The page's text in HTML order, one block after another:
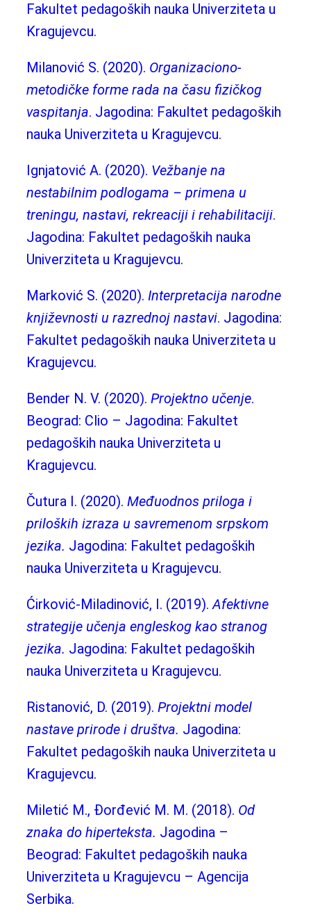
Fakultet pedagoških nauka Univerziteta u
Kragujevcu.
Milanović S. (2020). Organizaciono-
metodičke forme rada na času fizičkog
vaspitanja. Jagodina: Fakultet pedagoških
nauka Univerziteta u Kragujevcu.
Ignjatović A. (2020). Vežbanje na
nestabilnim podlogama – primena u
treningu, nastavi, rekreaciji i rehabilitaciji.
Jagodina: Fakultet pedagoških nauka
Univerziteta u Kragujevcu.
Marković S. (2020). Interpretacija narodne
književnosti u razrednoj nastavi. Jagodina:
Fakultet pedagoških nauka Univerziteta u
Kragujevcu.
Bender N. V. (2020). Projektno učenje.
Beograd: Clio – Jagodina: Fakultet
pedagoških nauka Univerziteta u
Kragujevcu.
Čutura I. (2020). Međuodnos priloga i
priloških izraza u savremenom srpskom
jezika. Jagodina: Fakultet pedagoških
nauka Univerziteta u Kragujevcu.
Ćirković-Miladinović, I. (2019).Afektivne
strategije učenja engleskog kao stranog
jezika. Jagodina: Fakultet pedagoških
nauka Univerziteta u Kragujevcu.
Ristanović, D. (2019). Projektni model
nastave prirode i društva. Jagodina:
Fakultet pedagoških nauka Univerziteta u
Kragujevcu.
Miletić M., Đorđević M. M. (2018). Od
znaka do hiperteksta. Jagodina –
Beograd: Fakultet pedagoških nauka
Univerziteta u Kragujevcu – Agencija
Serbika.